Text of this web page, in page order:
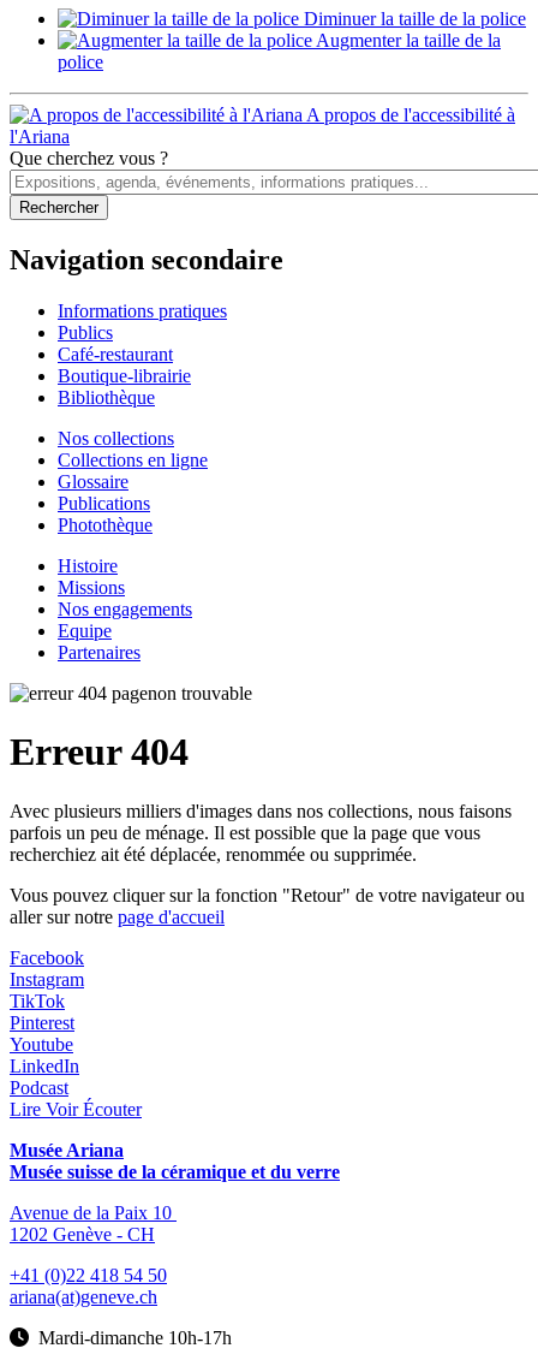
Diminuer la taille de la police
Augmenter la taille de la
police
A propos de l'accessibilité à
l'Ariana
Que cherchez vous ?
Navigation secondaire
Informations pratiques
Publics
Café-restaurant
Boutique-librairie
Bibliothèque
Nos collections
Collections en ligne
Glossaire
Publications
Photothèque
Histoire
Missions
Nos engagements
Equipe
Partenaires
Erreur 404
Avec plusieurs milliers d'images dans nos collections, nous faisons
parfois un peu de ménage. Il est possible que la page que vous
recherchiez ait été déplacée, renommée ou supprimée.
Vous pouvez cliquer sur la fonction "Retour" de votre navigateur ou
aller sur notre page d'accueil
Facebook
Instagram
TikTok
Pinterest
Youtube
LinkedIn
Podcast
Lire Voir Écouter
Musée Ariana
Musée suisse de la céramique et du verre
Avenue de la Paix 10
1202 Genève - CH
+41 (0)22 418 54 50
ariana(at)geneve.ch
Mardi-dimanche 10h-17h